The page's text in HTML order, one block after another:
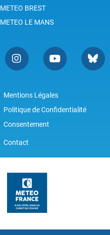
METEO BREST
METEO LE MANS
Mentions Légales
Politique de Confidentialité
Consentement
Contact